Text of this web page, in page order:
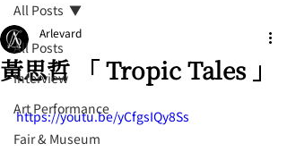
All Posts
Interview
Art Performance
Fair & Museum
All Posts
黃思哲 「 Tropic Tales 」
Arlevard
https://youtu.be/yCfgsIQy8Ss